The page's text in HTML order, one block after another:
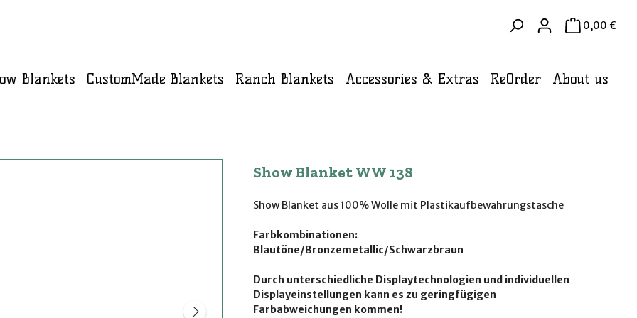
0,00 €
Blankets CustomMade Blankets Ranch Blankets Accessories & Extras ReOrder About us
Show Blanket WW 138
Show Blanket aus 100% Wolle mit Plastikaufbewahrungstasche
Farbkombinationen:
Blautöne/Bronzemetallic/Schwarzbraun
Durch unterschiedliche Displaytechnologien und individuellen
Displayeinstellungen kann es zu geringfügigen
Farbabweichungen kommen!